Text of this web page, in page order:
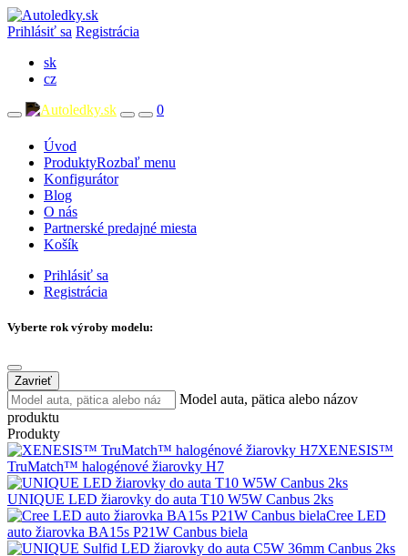
Prihlásiť sa Registrácia
sk
cz
0
Úvod
ProduktyRozbaľ menu
Konfigurátor
Blog
O nás
Partnerské predajné miesta
Košík
Prihlásiť sa
Registrácia
Vyberte rok výroby modelu:
Zavrieť
Model auta, pätica alebo názov
produktu
Produkty
XENESIS™
TruMatch™ halogénové žiarovky H7
UNIQUE LED žiarovky do auta T10 W5W Canbus 2ks
Cree LED
auto žiarovka BA15s P21W Canbus biela